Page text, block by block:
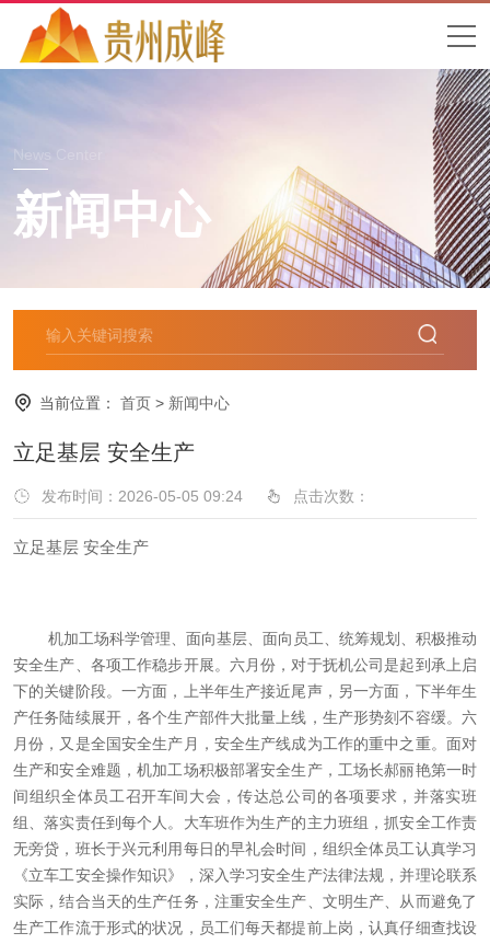
News Center
新闻中心
当前位置： 首页 > 新闻中心
立足基层 安全生产
发布时间：2026-05-05 09:24 点击次数：
立足基层 安全生产
机加工场科学管理、面向基层、面向员工、统筹规划、积极推动
安全生产、各项工作稳步开展。六月份，对于抚机公司是起到承上启
下的关键阶段。一方面，上半年生产接近尾声，另一方面，下半年生
产任务陆续展开，各个生产部件大批量上线，生产形势刻不容缓。六
月份，又是全国安全生产月，安全生产线成为工作的重中之重。面对
生产和安全难题，机加工场积极部署安全生产，工场长郝丽艳第一时
间组织全体员工召开车间大会，传达总公司的各项要求，并落实班
组、落实责任到每个人。大车班作为生产的主力班组，抓安全工作责
无旁贷，班长于兴元利用每日的早礼会时间，组织全体员工认真学习
《立车工安全操作知识》，深入学习安全生产法律法规，并理论联系
实际，结合当天的生产任务，注重安全生产、文明生产、从而避免了
生产工作流于形式的状况，员工们每天都提前上岗，认真仔细查找设